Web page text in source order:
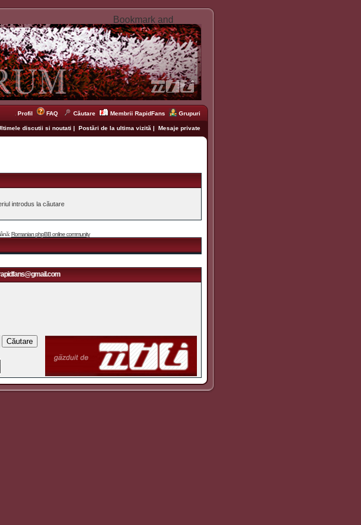
Profil FAQ Căutare Membrii RapidFans Grupuri
discutii si noutati | Postări de la ultima vizită | Mesaje private
introdus la căutare
Romanian phpBB online community